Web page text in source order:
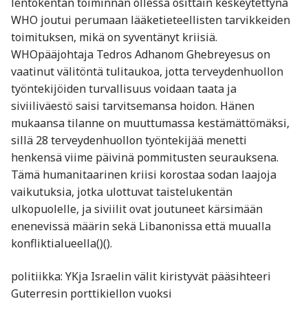
WHO joutui perumaan lääketieteellisten tarvikkeiden
toimituksen, mikä on syventänyt kriisiä.
WHOpääjohtaja Tedros Adhanom Ghebreyesus on
vaatinut välitöntä tulitaukoa, jotta terveydenhuollon
työntekijöiden turvallisuus voidaan taata ja
siviiliväestö saisi tarvitsemansa hoidon. Hänen
mukaansa tilanne on muuttumassa kestämättömäksi,
sillä 28 terveydenhuollon työntekijää menetti
henkensä viime päivinä pommitusten seurauksena.
Tämä humanitaarinen kriisi korostaa sodan laajoja
vaikutuksia, jotka ulottuvat taistelukentän
ulkopuolelle, ja siviilit ovat joutuneet kärsimään
enenevissä määrin sekä Libanonissa että muualla
konfliktialueella​()​().
politiikka: YKja Israelin välit kiristyvät pääsihteeri
Guterresin porttikiellon vuoksi